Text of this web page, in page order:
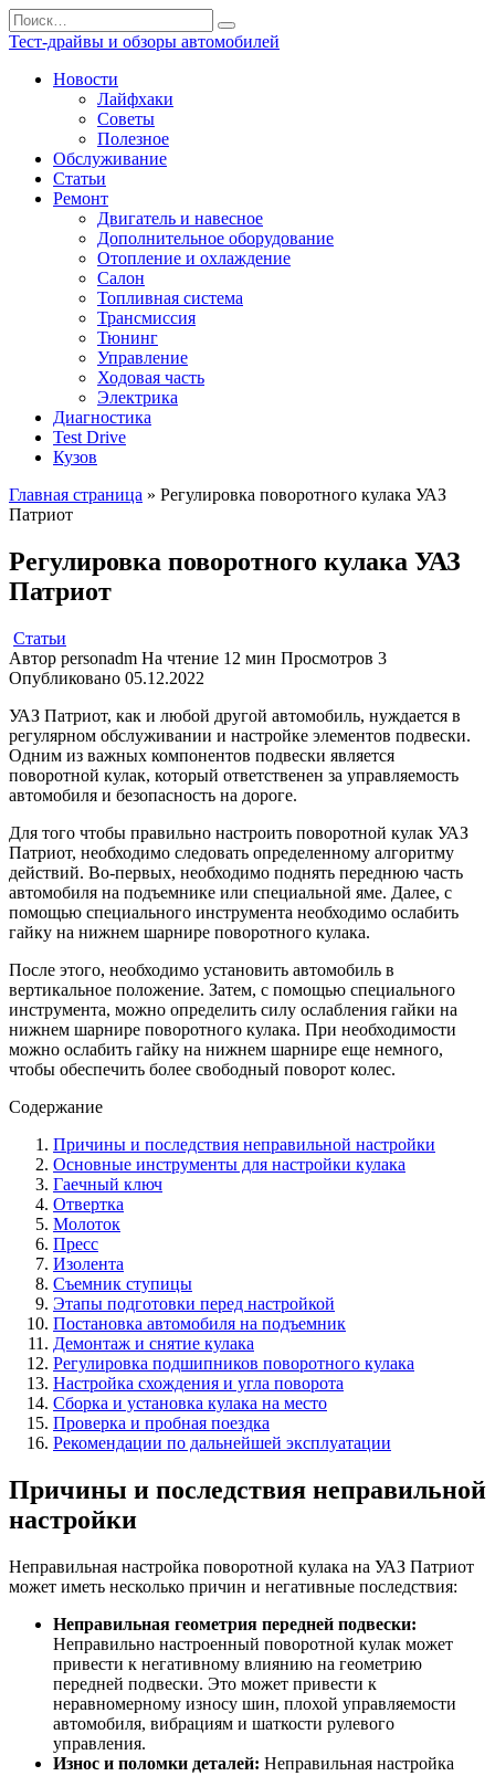
Перейти
к
содержанию
Search
for:
Тест-драйвы и обзоры автомобилей
Новости
Лайфхаки
Советы
Полезное
Обслуживание
Статьи
Ремонт
Двигатель и навесное
Дополнительное оборудование
Отопление и охлаждение
Салон
Топливная система
Трансмиссия
Тюнинг
Управление
Ходовая часть
Электрика
Диагностика
Test Drive
Кузов
Главная страница » Регулировка поворотного кулака УАЗ
Патриот
Регулировка поворотного кулака УАЗ
Патриот
Статьи
Автор personadm На чтение 12 мин Просмотров 3
Опубликовано 05.12.2022
УАЗ Патриот, как и любой другой автомобиль, нуждается в
регулярном обслуживании и настройке элементов подвески.
Одним из важных компонентов подвески является
поворотной кулак, который ответственен за управляемость
автомобиля и безопасность на дороге.
Для того чтобы правильно настроить поворотной кулак УАЗ
Патриот, необходимо следовать определенному алгоритму
действий. Во-первых, необходимо поднять переднюю часть
автомобиля на подъемнике или специальной яме. Далее, с
помощью специального инструмента необходимо ослабить
гайку на нижнем шарнире поворотного кулака.
После этого, необходимо установить автомобиль в
вертикальное положение. Затем, с помощью специального
инструмента, можно определить силу ослабления гайки на
нижнем шарнире поворотного кулака. При необходимости
можно ослабить гайку на нижнем шарнире еще немного,
чтобы обеспечить более свободный поворот колес.
Содержание
Причины и последствия неправильной настройки
Основные инструменты для настройки кулака
Гаечный ключ
Отвертка
Молоток
Пресс
Изолента
Съемник ступицы
Этапы подготовки перед настройкой
Постановка автомобиля на подъемник
Демонтаж и снятие кулака
Регулировка подшипников поворотного кулака
Настройка схождения и угла поворота
Сборка и установка кулака на место
Проверка и пробная поездка
Рекомендации по дальнейшей эксплуатации
Причины и последствия неправильной
настройки
Неправильная настройка поворотной кулака на УАЗ Патриот
может иметь несколько причин и негативные последствия:
Неправильная геометрия передней подвески:
Неправильно настроенный поворотной кулак может
привести к негативному влиянию на геометрию
передней подвески. Это может привести к
неравномерному износу шин, плохой управляемости
автомобиля, вибрациям и шаткости рулевого
управления.
Износ и поломки деталей: Неправильная настройка